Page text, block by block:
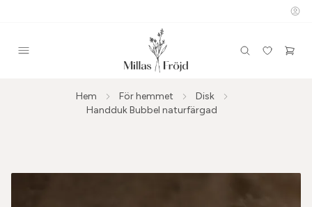
Hem För hemmet
Disk
Handduk Bubbel naturfärgad